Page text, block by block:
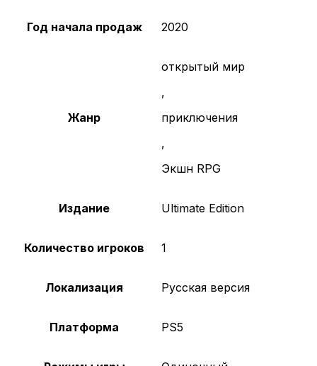
Год начала продаж 2020
Жанр
открытый мир
,
приключения
,
Экшн RPG
Издание Ultimate Edition
Количество игроков 1
Локализация Русская версия
Платформа PS5